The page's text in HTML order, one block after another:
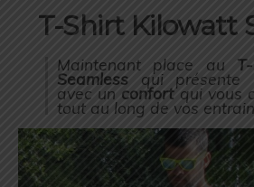
T-Shirt Kilowatt
Maintenant place au
Seamless qui présente
avec un confortqui vous
tout au long de vos